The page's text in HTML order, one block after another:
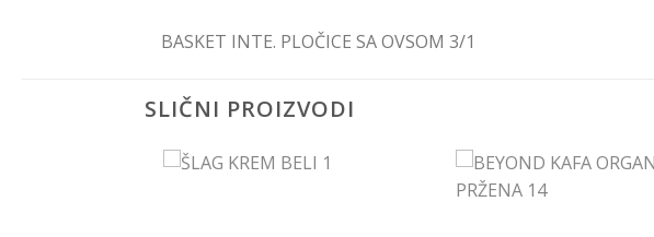
BASKET INTE. PLOČICE SA OVSOM 3/1
SLIČNI PROIZVODI